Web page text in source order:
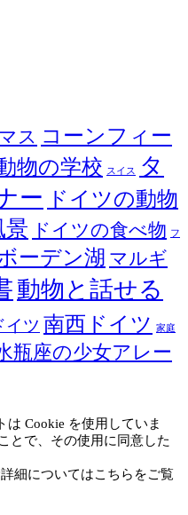
ス コーンフィー
物の学校 スイス
タ
ー ドイツの動物
景 ドイツの食べ物 フ
ーデン湖 マルギ
動物と話せる
イツ 南西ドイツ 家庭
瓶座の少女アレー
は Cookie を使用していま
とで、その使用に同意した
細についてはこちらをご覧